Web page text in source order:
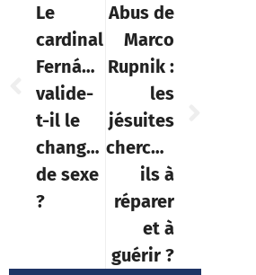
Le
cardinal
Fernández
valide-
t-il le
changement
de sexe
?
Abus de
Marco
Rupnik :
les
jésuites
cherchent-
ils à
réparer
et à
guérir ?